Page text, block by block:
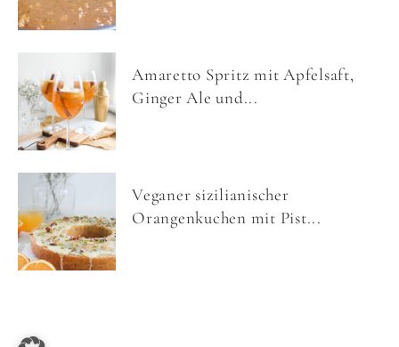
Amaretto Spritz mit Apfelsaft,
Ginger Ale und...
Veganer sizilianischer
Orangenkuchen mit Pist...